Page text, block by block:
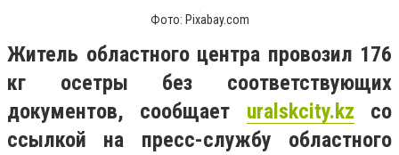
Фото: Pixabay.com
Житель областного центра провозил 176
кг осетры без соответствующих
документов, сообщает uralskcity.kz со
cсылкой на пресс-службу областного